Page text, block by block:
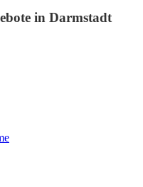
in Darmstadt